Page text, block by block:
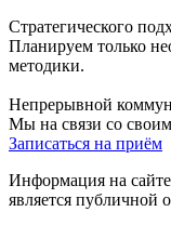
Стратегического
Планируем только
методики.
Непрерывной
Мы на связи со
Записаться на приём
Информация на
является публичной